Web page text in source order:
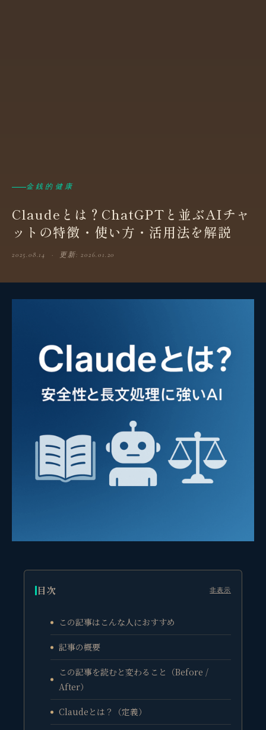
金銭的健康
Claudeとは？ChatGPTと並ぶAIチャ
ットの特徴・使い方・活用法を解説
2025.08.14 · 更新: 2026.01.20
目次 非表示
この記事はこんな人におすすめ
記事の概要
この記事を読むと変わること（Before /
After）
Claudeとは？（定義）